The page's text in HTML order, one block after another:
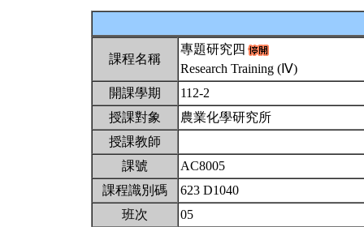
課程名稱
專題研究四
Research Training (Ⅳ)
開課學期
112-2
授課對象
農業化學研究所
授課教師
課號
AC8005
課程識別碼
623 D1040
班次
05